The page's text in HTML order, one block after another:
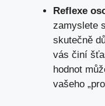
Reflexe
zamyslete
skutečně
vás činí
hodnot
vašeho